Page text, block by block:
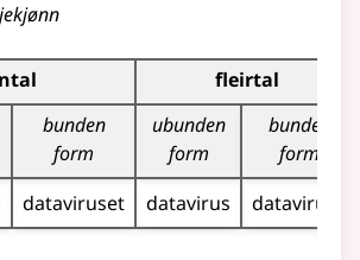
for dette substantivet fleirtal
bunden
form
ubunden
form
bunden
form
dataviruset datavirus datavirusa